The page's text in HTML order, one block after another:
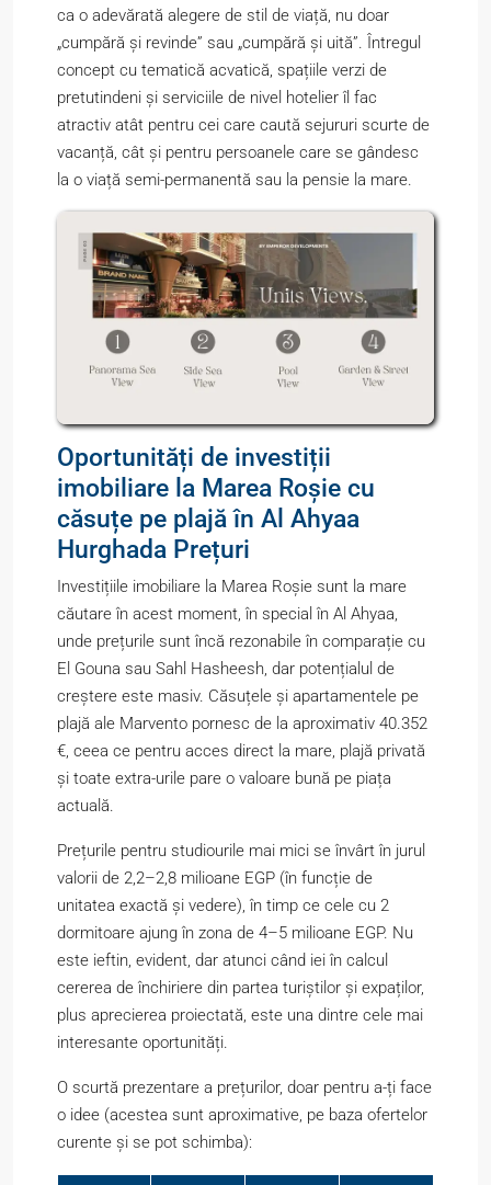
ca o adevărată alegere de stil de viață, nu doar
„cumpără și revinde” sau „cumpără și uită”. Întregul
concept cu tematică acvatică, spațiile verzi de
pretutindeni și serviciile de nivel hotelier îl fac
atractiv atât pentru cei care caută sejururi scurte de
vacanță, cât și pentru persoanele care se gândesc
la o viață semi-permanentă sau la pensie la mare.
Oportunități de investiții
imobiliare la Marea Roșie cu
căsuțe pe plajă în Al Ahyaa
Hurghada Prețuri
Investițiile imobiliare la Marea Roșie sunt la mare
căutare în acest moment, în special în Al Ahyaa,
unde prețurile sunt încă rezonabile în comparație cu
El Gouna sau Sahl Hasheesh, dar potențialul de
creștere este masiv. Căsuțele și apartamentele pe
plajă ale Marvento pornesc de la aproximativ 40.352
€, ceea ce pentru acces direct la mare, plajă privată
și toate extra-urile pare o valoare bună pe piața
actuală.
Prețurile pentru studiourile mai mici se învârt în jurul
valorii de 2,2–2,8 milioane EGP (în funcție de
unitatea exactă și vedere), în timp ce cele cu 2
dormitoare ajung în zona de 4–5 milioane EGP. Nu
este ieftin, evident, dar atunci când iei în calcul
cererea de închiriere din partea turiștilor și expaților,
plus aprecierea proiectată, este una dintre cele mai
interesante oportunități.
O scurtă prezentare a prețurilor, doar pentru a-ți face
o idee (acestea sunt aproximative, pe baza ofertelor
curente și se pot schimba):